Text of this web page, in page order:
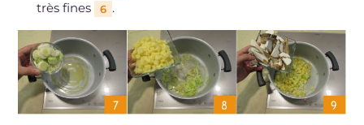
très fines
6 .